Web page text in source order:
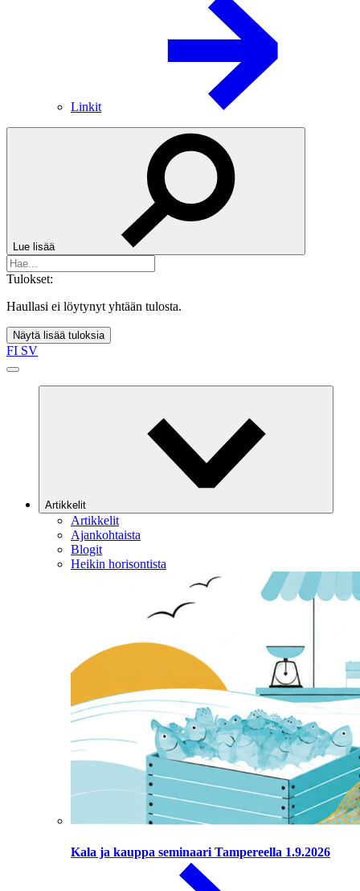
Linkit
Lue lisää
Tulokset:
Haullasi ei löytynyt yhtään tulosta.
Näytä lisää tuloksia
FI SV
Artikkelit
Artikkelit
Ajankohtaista
Blogit
Heikin horisontista
Kala ja kauppa seminaari Tampereella 1.9.2026